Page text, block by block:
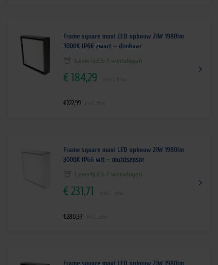
Frame square maxi LED opbouw 21W 1980lm
3000K IP66 zwart – dimbaar
Levertijd 5-7 werkdagen
€184,29
€222,99
Frame square maxi LED opbouw 21W 1980lm
3000K IP66 wit – multisensor
Levertijd 5-7 werkdagen
€231,71
€280,37
Frame square maxi LED opbouw 21W 1980lm